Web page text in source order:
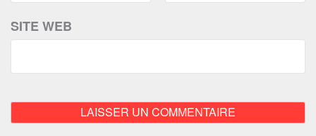
SITE WEB